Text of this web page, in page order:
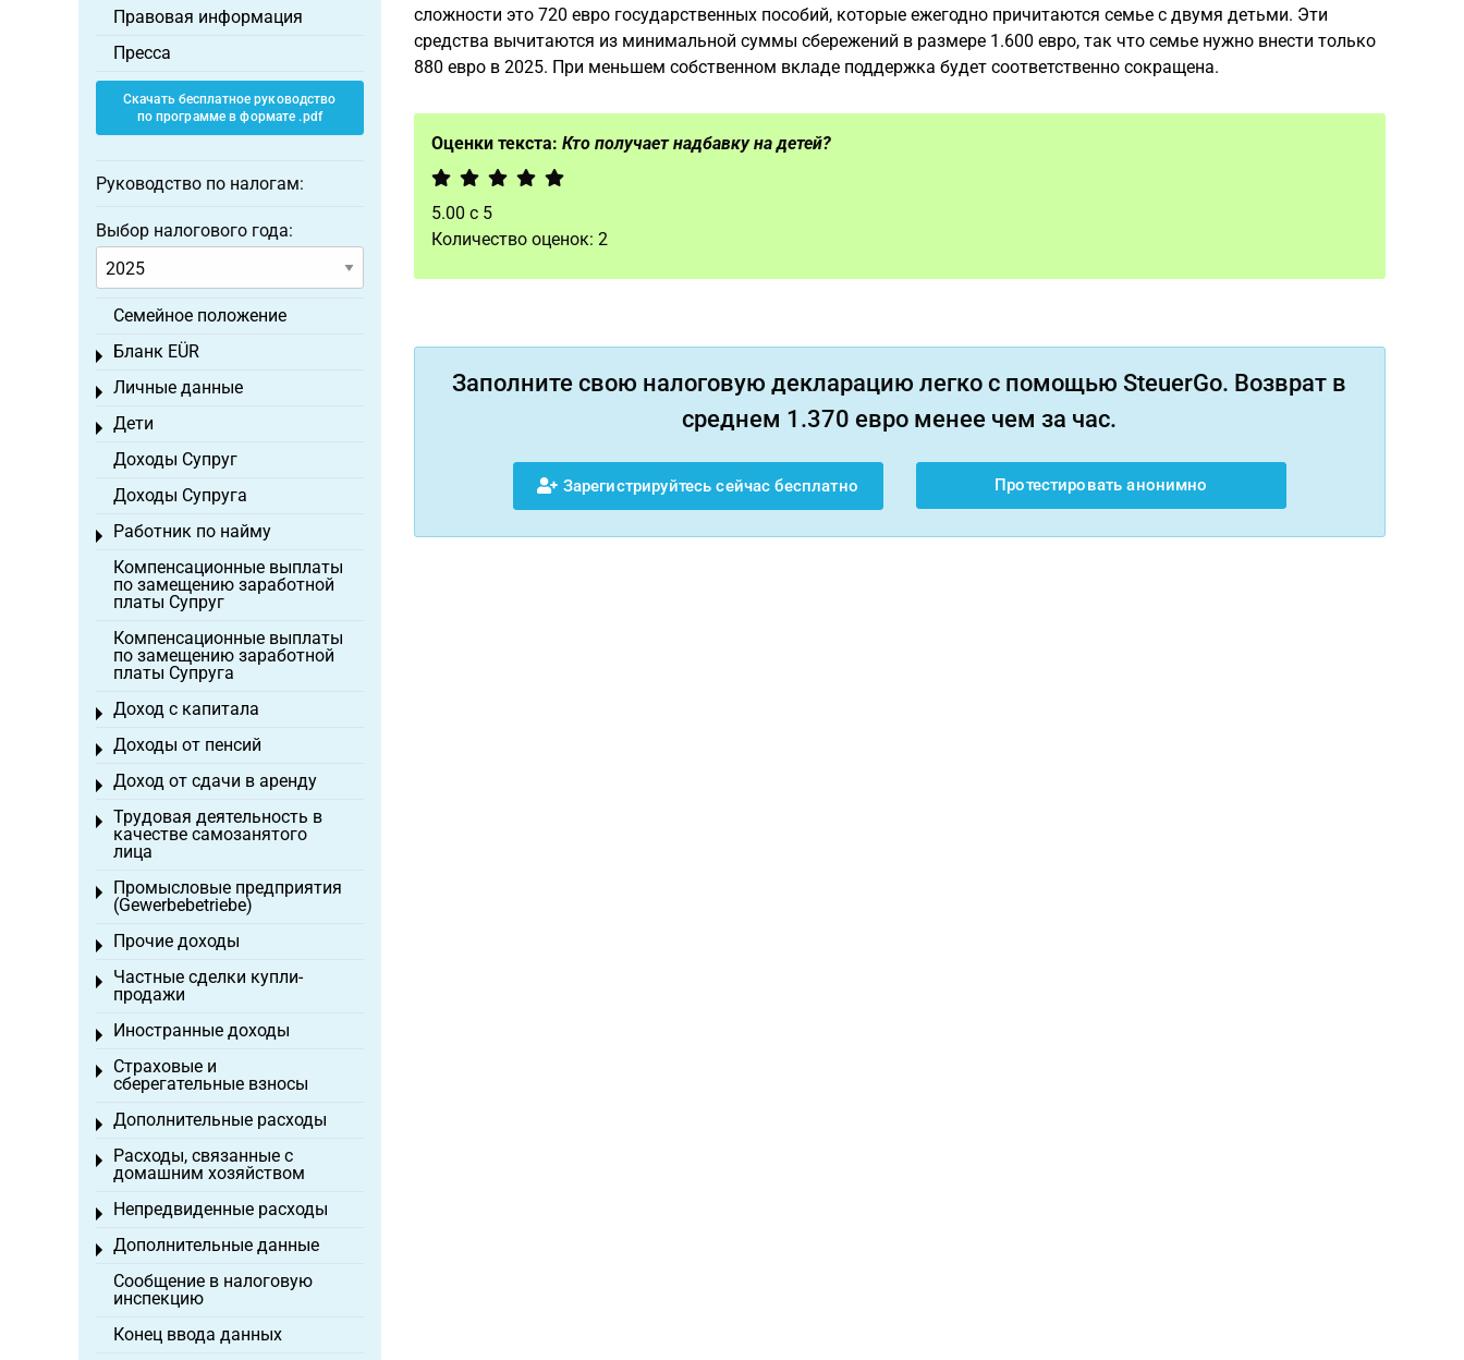
сложности это 720 евро государственных пособий, которые ежегодно причитаются семье с двумя детьми. Эти
средства вычитаются из минимальной суммы сбережений в размере 1.600 евро, так что семье нужно внести только
880 евро в 2025. При меньшем собственном вкладе поддержка будет соответственно сокращена.
Оценки текста: Кто получает надбавку на детей?
5.00 с 5
Количество оценок: 2
Заполните свою налоговую декларацию легко с помощью SteuerGo. Возврат в
среднем 1.370 евро менее чем за час.
Зарегистрируйтесь сейчас бесплатно Протестировать анонимно
Правовая информация
Пресса
Скачать бесплатное руководство
по программе в формате .pdf
Руководство по налогам:
Выбор налогового года:
Семейное положение
Бланк EÜR
Toggle menu
Личные данные
Toggle menu
Дети
Toggle menu
Доходы Супруг
Доходы Супруга
Работник по найму
Toggle menu
Компенсационные выплаты
по замещению заработной
платы Супруг
Компенсационные выплаты
по замещению заработной
платы Супруга
Доход с капитала
Toggle menu
Доходы от пенсий
Toggle menu
Доход от сдачи в аренду
Toggle menu
Трудовая деятельность в
качестве самозанятого
лица
Toggle menu
Промысловые предприятия
(Gewerbebetriebe)
Toggle menu
Прочие доходы
Toggle menu
Частные сделки купли-
продажи
Toggle menu
Иностранные доходы
Toggle menu
Страховые и
сберегательные взносы
Toggle menu
Дополнительные расходы
Toggle menu
Расходы, связанные с
домашним хозяйством
Toggle menu
Непредвиденные расходы
Toggle menu
Дополнительные данные
Toggle menu
Сообщение в налоговую
инспекцию
Конец ввода данных